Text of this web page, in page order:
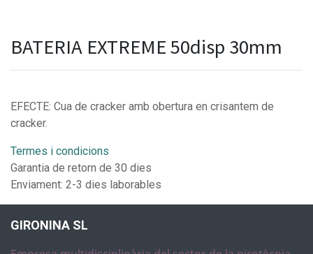
BATERIA EXTREME 50disp 30mm
EFECTE: Cua de cracker amb obertura en crisantem de
cracker.
Termes i condicions
Garantia de retorn de 30 dies
Enviament: 2-3 dies laborables
GIRONINA SL